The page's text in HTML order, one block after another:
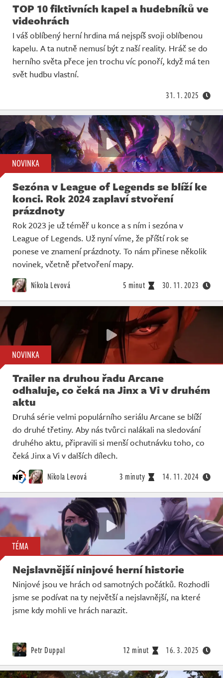
TOP 10 fiktivních kapel a hudebníků ve
videohrách
I váš oblíbený herní hrdina má nejspíš svoji oblíbenou
kapelu. A ta nutně nemusí být z naší reality. Hráč se do
herního světa přece jen trochu víc ponoří, když má ten
svět hudbu vlastní.
31. 1. 2025
NOVINKA
Sezóna v League of Legends se blíží ke
konci. Rok 2024 zaplaví stvoření
prázdnoty
Rok 2023 je už téměř u konce a s ním i sezóna v
League of Legends. Už nyní víme, že příští rok se
ponese ve znamení prázdnoty. To nám přinese několik
novinek, včetně přetvoření mapy.
Nikola Levová 5 minut 30. 11. 2023
NOVINKA
Trailer na druhou řadu Arcane
odhaluje, co čeká na Jinx a Vi v druhém
aktu
Druhá série velmi populárního seriálu Arcane se blíží
do druhé třetiny. Aby nás tvůrci nalákali na sledování
druhého aktu, připravili si menší ochutnávku toho, co
čeká Jinx a Vi v dalších dílech.
Nikola Levová 3 minuty 14. 11. 2024
TÉMA
Nejslavnější ninjové herní historie
Ninjové jsou ve hrách od samotných počátků. Rozhodli
jsme se podívat na ty největší a nejslavnější, na které
jsme kdy mohli ve hrách narazit.
Petr Duppal 12 minut 16. 3. 2025